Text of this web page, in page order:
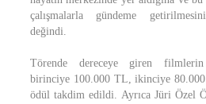
çalışmalarla gündeme
değindi.
Törende dereceye giren filmlerin
birinciye 100.000 TL, ikinciye
ödül takdim edildi. Ayrıca Jüri Özel